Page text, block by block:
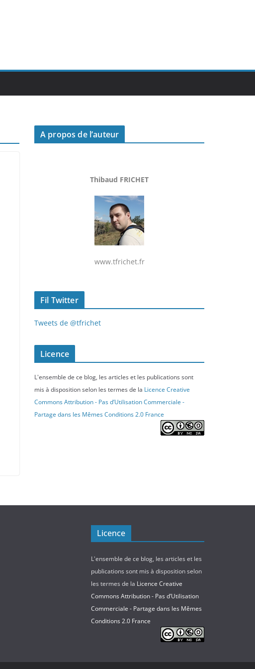
A propos de l’auteur
Thibaud FRICHET
www.tfrichet.fr
Fil Twitter
Tweets de @tfrichet
Licence
L'ensemble de ce blog, les articles et les publications sont
mis à disposition selon les termes de la Licence Creative
Commons Attribution - Pas d’Utilisation Commerciale -
Partage dans les Mêmes Conditions 2.0 France
Licence
L'ensemble de ce blog, les articles et les
publications sont mis à disposition selon
les termes de la Licence Creative
Commons Attribution - Pas d’Utilisation
Commerciale - Partage dans les Mêmes
Conditions 2.0 France